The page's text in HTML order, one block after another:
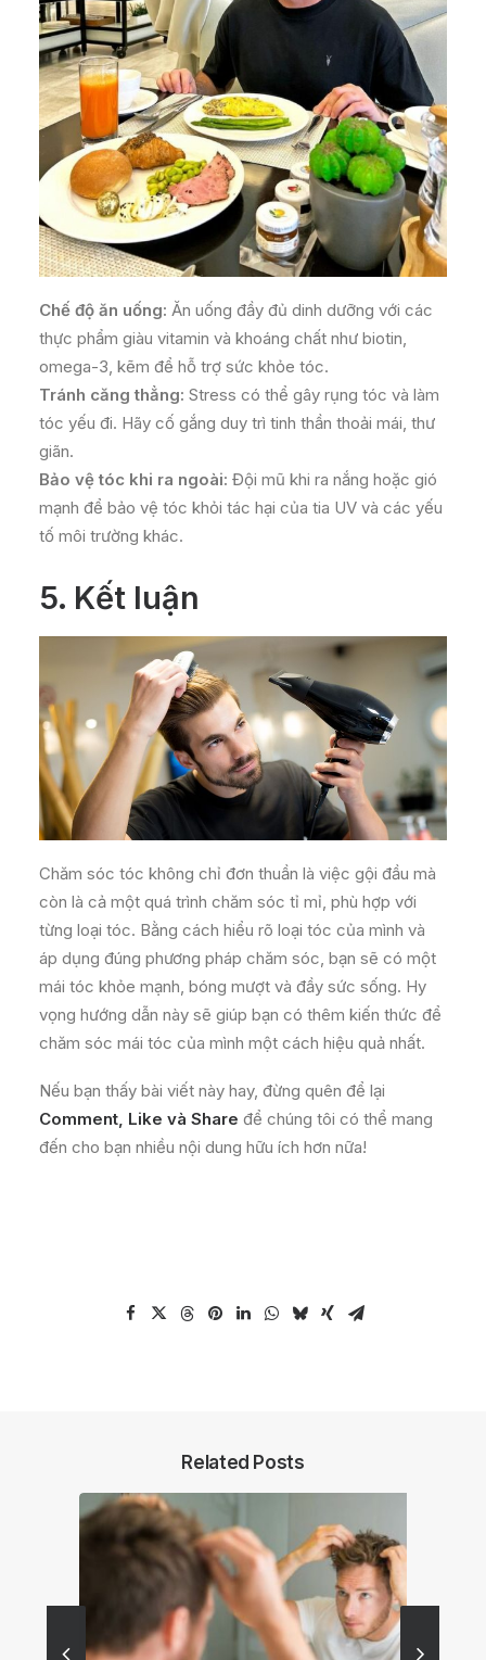
Chế độ ăn uống: Ăn uống đầy đủ dinh dưỡng với các
thực phẩm giàu vitamin và khoáng chất như biotin,
omega-3, kẽm để hỗ trợ sức khỏe tóc.
Tránh căng thẳng: Stress có thể gây rụng tóc và làm
tóc yếu đi. Hãy cố gắng duy trì tinh thần thoải mái, thư
giãn.
Bảo vệ tóc khi ra ngoài: Đội mũ khi ra nắng hoặc gió
mạnh để bảo vệ tóc khỏi tác hại của tia UV và các yếu
tố môi trường khác.
5. Kết luận
Chăm sóc tóc không chỉ đơn thuần là việc gội đầu mà
còn là cả một quá trình chăm sóc tỉ mỉ, phù hợp với
từng loại tóc. Bằng cách hiểu rõ loại tóc của mình và
áp dụng đúng phương pháp chăm sóc, bạn sẽ có một
mái tóc khỏe mạnh, bóng mượt và đầy sức sống. Hy
vọng hướng dẫn này sẽ giúp bạn có thêm kiến thức để
chăm sóc mái tóc của mình một cách hiệu quả nhất.
Nếu bạn thấy bài viết này hay, đừng quên để lại
Comment, Like và Share để chúng tôi có thể mang
đến cho bạn nhiều nội dung hữu ích hơn nữa!
Related Posts